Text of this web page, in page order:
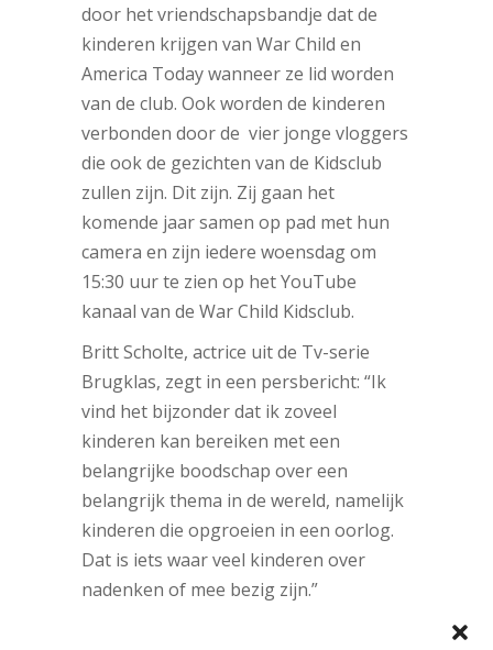
door het vriendschapsbandje dat de
kinderen krijgen van War Child en
America Today wanneer ze lid worden
van de club. Ook worden de kinderen
verbonden door de vier jonge vloggers
die ook de gezichten van de Kidsclub
zullen zijn. Dit zijn. Zij gaan het
komende jaar samen op pad met hun
camera en zijn iedere woensdag om
15:30 uur te zien op het YouTube
kanaal van de War Child Kidsclub.
Britt Scholte, actrice uit de Tv-serie
Brugklas, zegt in een persbericht: “Ik
vind het bijzonder dat ik zoveel
kinderen kan bereiken met een
belangrijke boodschap over een
belangrijk thema in de wereld, namelijk
kinderen die opgroeien in een oorlog.
Dat is iets waar veel kinderen over
nadenken of mee bezig zijn.”